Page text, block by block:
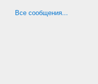
Все сообщения...